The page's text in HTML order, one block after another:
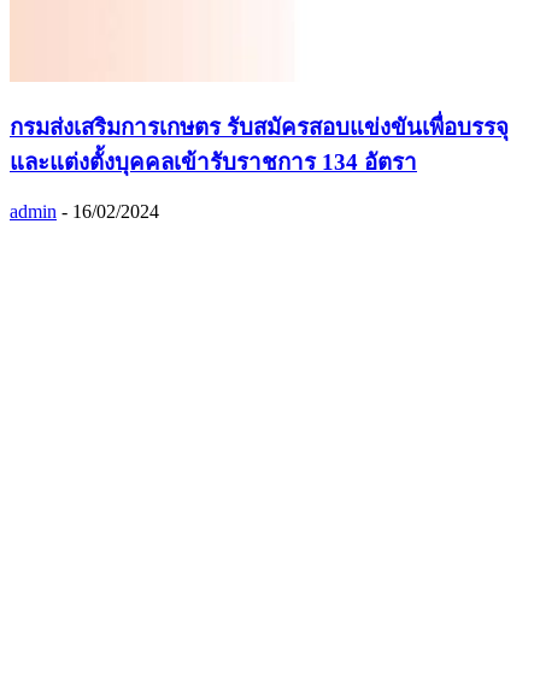
กรมส่งเสริมการเกษตร รับสมัครสอบแข่งขันเพื่อบรรจุ
และแต่งตั้งบุคคลเข้ารับราชการ 134 อัตรา
admin - 16/02/2024